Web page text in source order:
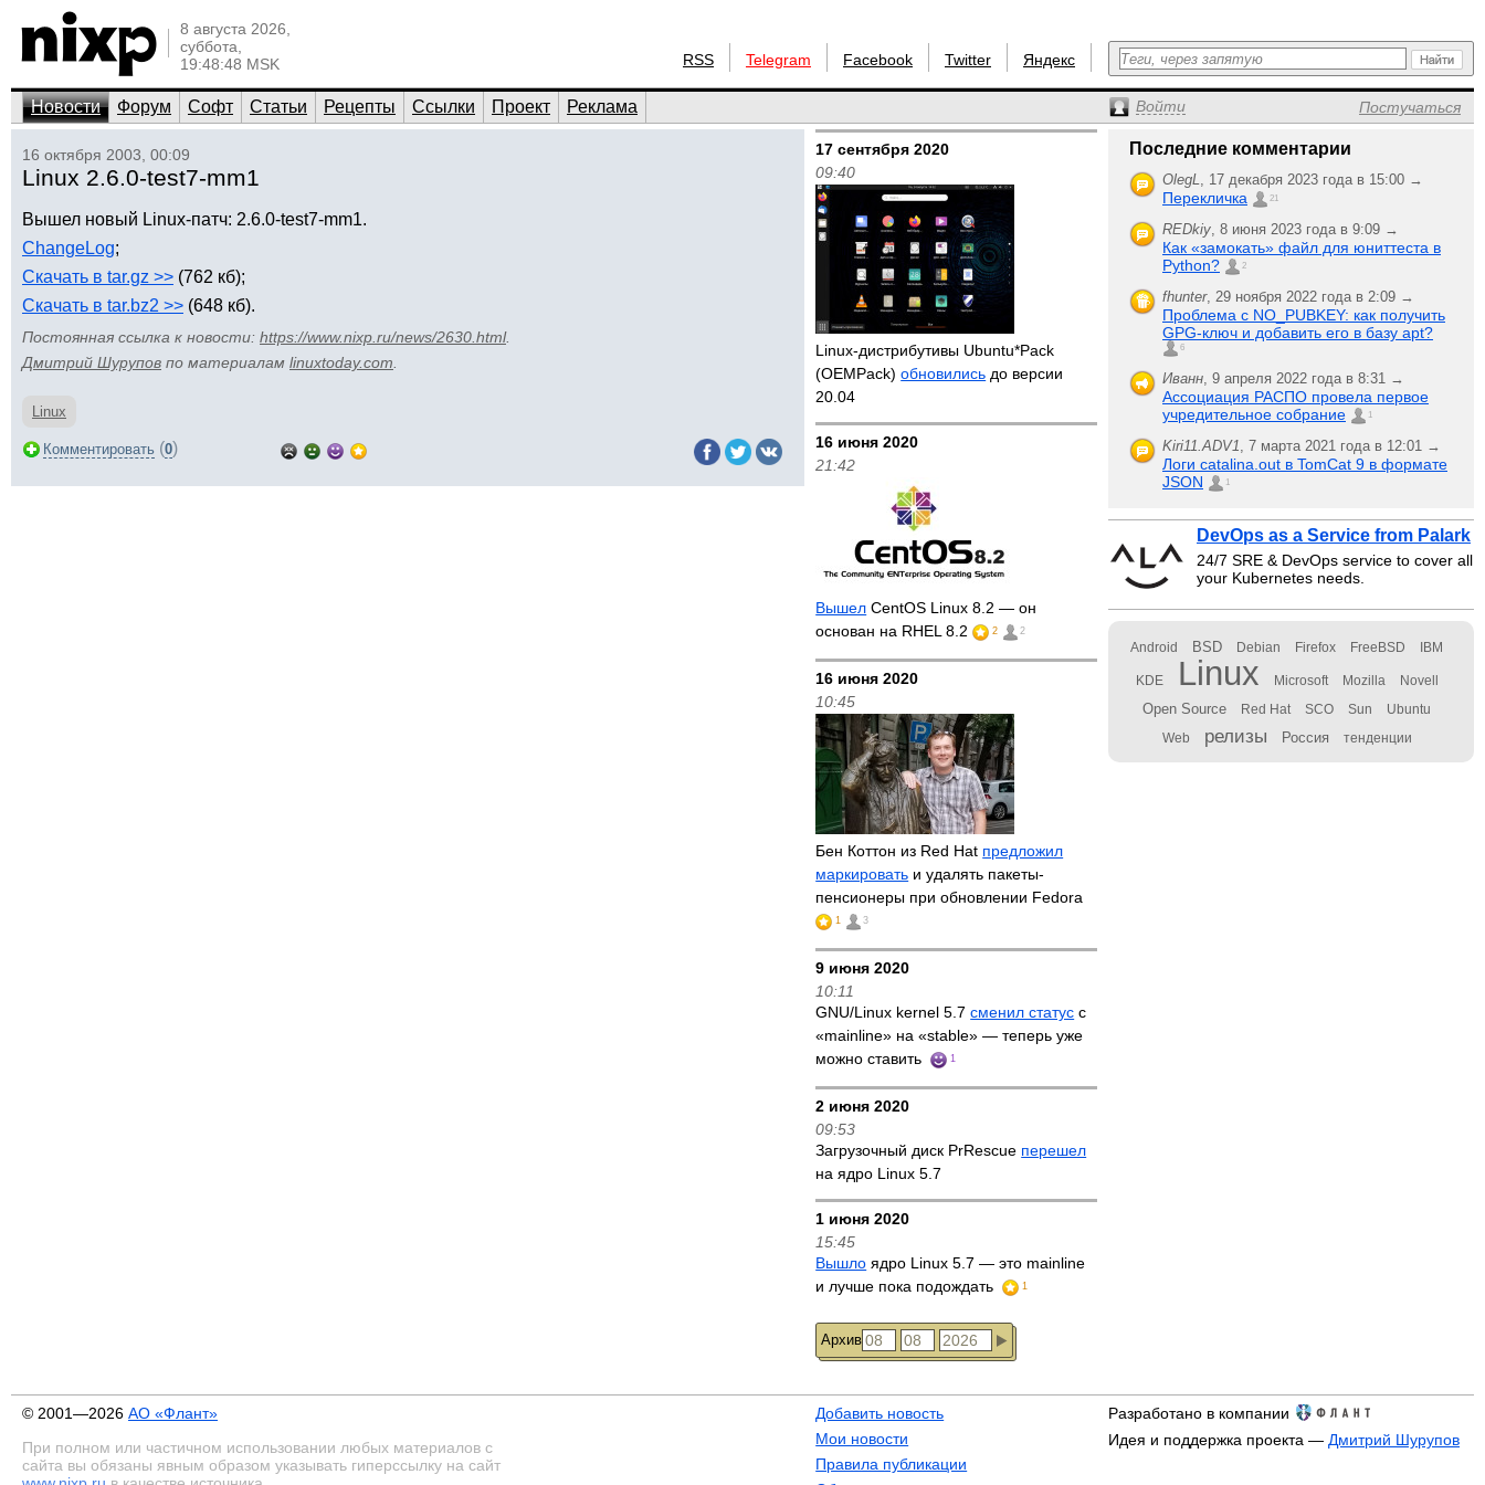
8 августа 2026,
суббота,
19:48:48 MSK
RSS Telegram Facebook Twitter Яндекс
Новости Форум Софт Статьи Рецепты Ссылки Проект Реклама Войти Постучаться
16 октября 2003, 00:09
Linux 2.6.0-test7-mm1
Вышел новый Linux-патч: 2.6.0-test7-mm1.
ChangeLog;
Скачать в tar.gz >> (762 кб);
Скачать в tar.bz2 >> (648 кб).
Постоянная ссылка к новости: https://www.nixp.ru/news/2630.html.
Дмитрий Шурупов по материалам linuxtoday.com
Linux
Комментировать (0)
17 сентября 2020
09:40
Linux-дистрибутивы Ubuntu*Pack
(OEMPack)обновились до версии
20.04
16 июня 2020
21:42
Вышел CentOS Linux 8.2 — он
основан на RHEL 8.2
2 2
16 июня 2020
10:45
Бен Коттон из Red Hat предложил
маркировать и удалять пакеты-
пенсионеры при обновлении Fedora
1 3
9 июня 2020
10:11
GNU/Linux kernel 5.7сменил статус с
«mainline» на «stable» — теперь уже
можно ставить
1
2 июня 2020
09:53
Загрузочный диск PrRescue перешел
на ядро Linux 5.7
1 июня 2020
15:45
Вышло ядро Linux 5.7 — это mainline
и лучше пока подождать
1
Архив
Последние комментарии
OlegL, 17 декабря 2023 года в 15:00 →
Перекличка 21
REDkiy, 8 июня 2023 года в 9:09 →
Как «замокать» файл для юниттеста в
Python?
2
fhunter, 29 ноября 2022 года в 2:09 →
Проблема с NO_PUBKEY: как получить
GPG-ключ и добавить его в базу apt?
6
Иванн, 9 апреля 2022 года в 8:31 →
Ассоциация РАСПО провела первое
учредительное собрание
1
Kiri11.ADV1, 7 марта 2021 года в 12:01 →
Логи catalina.out в TomCat 9 в формате
JSON
1
DevOps as a Service from Palark
24/7 SRE & DevOps service to cover all
your Kubernetes needs.
Android BSD Debian Firefox FreeBSD IBM
KDE Linux Microsoft Mozilla Novell
Open Source Red Hat SCO Sun Ubuntu
Web релизы Россия тенденции
© 2001—2026 АО «Флант»
При полном или частичном использовании любых материалов с
сайта вы обязаны явным образом указывать гиперссылку на сайт
Добавить новость
Мои новости
Правила публикации
Разработано в компании
Идея и поддержка проекта — Дмитрий Шурупов